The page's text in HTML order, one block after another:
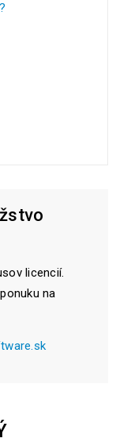
licencií.
na